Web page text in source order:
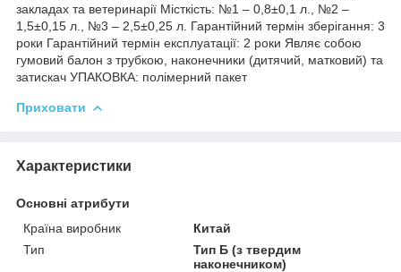
закладах та ветеринарії Місткість: №1 – 0,8±0,1 л., №2 –
1,5±0,15 л., №3 – 2,5±0,25 л. Гарантійний термін зберігання: 3
роки Гарантійний термін експлуатації: 2 роки Являє собою
гумовий балон з трубкою, наконечники (дитячий, матковий) та
затискач УПАКОВКА: полімерний пакет
Приховати
Характеристики
Основні атрибути
Країна виробник
Китай
Тип
Тип Б (з твердим
наконечником)